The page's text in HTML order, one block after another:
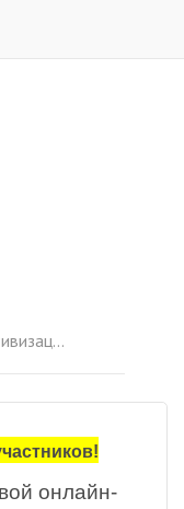
онлайн-